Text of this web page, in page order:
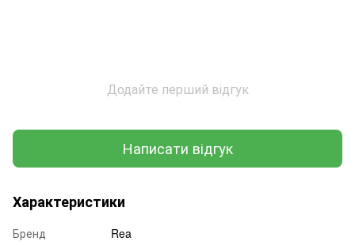
Додайте перший відгук
Написати відгук
Характеристики
Бренд
Rea